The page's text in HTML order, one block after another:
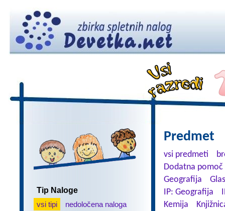
Tip Naloge
vsi tipi
nedoločena naloga
Predmet
vsi predmeti
Dodatna
Geografija
IP: Geografija
Kemija